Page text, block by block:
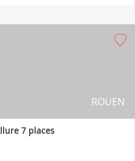
ROUEN
7 places